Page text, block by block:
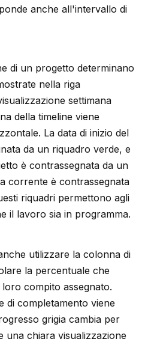
anche all'intervallo di
di un progetto determinano
nella riga
settimana
della timeline viene
La data di inizio del
da un riquadro verde, e
è contrassegnata da un
corrente è contrassegnata
riquadri permettono agli
il lavoro sia in programma.
utilizzare la colonna di
la percentuale che
compito assegnato.
di completamento viene
grigia cambia per
una chiara visualizzazione